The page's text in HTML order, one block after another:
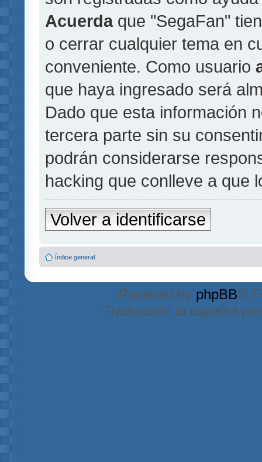
Acuerdaque "SegaFan"
o cerrar cualquier tema en
conveniente. Como usuario
que haya ingresado será
Dado que esta información
tercera parte sin su
podrán considerarse
hacking que conlleve a que
Volver a identificarse
Índice general
Powered by phpBB®
Traducción al español